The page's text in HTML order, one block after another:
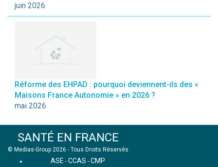
juin 2026
Réforme des EHPAD : pourquoi deviennent-ils des «
Maisons France Autonomie » en 2026 ?
mai 2026
SANTÉ EN FRANCE
© Medias-Group 2026 - Tous Droits Réservés
ASE - CCAS - CMP